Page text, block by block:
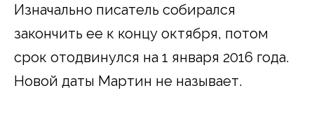
Изначально писатель собирался
закончить ее к концу октября, потом
срок отодвинулся на 1 января 2016 года.
Новой даты Мартин не называет.